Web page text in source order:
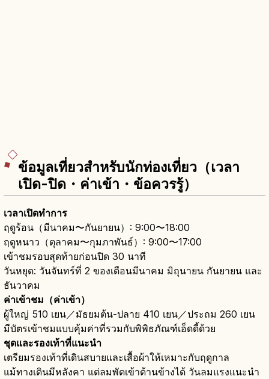
ข้อมูลเที่ยวสำหรับนักท่องเที่ยว（เวลา
เปิด-ปิด・ค่าเข้า・ข้อควรรู้）
เวลาเปิดทำการ
ฤดูร้อน（มีนาคม〜กันยายน）: 9:00〜18:00
ฤดูหนาว（ตุลาคม〜กุมภาพันธ์）: 9:00〜17:00
เข้าชมรอบสุดท้ายก่อนปิด 30 นาที
วันหยุด: วันจันทร์ที่ 2 ของเดือนมีนาคม มิถุนายน กันยายน และ
ธันวาคม
ค่าเข้าชม（ค่าเข้า）
ผู้ใหญ่ 510 เยน／มัธยมต้น-ปลาย 410 เยน／ประถม 260 เยน
มีบัตรเข้าชมแบบคุ้มค่าที่รวมกับพิพิธภัณฑ์เอ็ดดี้ด้วย
ชุดและรองเท้าที่แนะนำ
เตรียมรองเท้าที่เดินสบายและเสื้อผ้าให้เหมาะกับฤดูกาล
แม้ทางเดินมีหลังคา แต่ลมพัดเข้าด้านข้างได้ วันลมแรงแนะนำ